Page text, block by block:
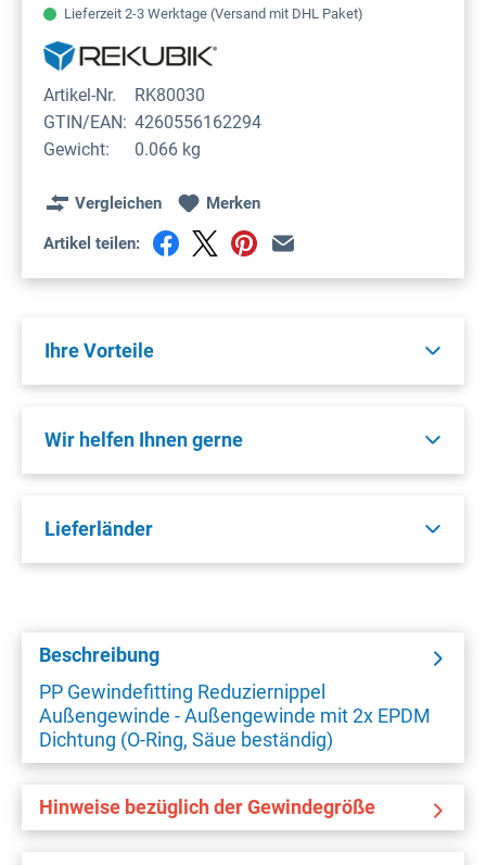
Lieferzeit 2-3 Werktage (Versand mit DHL Paket)
Artikel-Nr.
RK80030
GTIN/EAN: 4260556162294
Gewicht:
0.066 kg
Vergleichen Merken
Artikel teilen:
Ihre Vorteile
Wir helfen Ihnen gerne
Lieferländer
Beschreibung
PP Gewindefitting Reduziernippel
Außengewinde - Außengewinde mit 2x EPDM
Dichtung (O-Ring, Säue beständig)
Hinweise bezüglich der Gewindegröße